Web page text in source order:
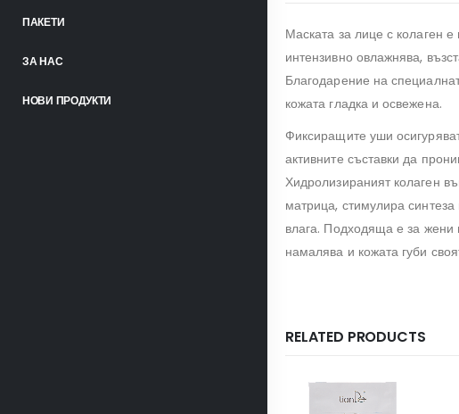
ПАКЕТИ
ЗА НАС
НОВИ ПРОДУКТИ
Маската за лице с колаген
интензивно овлажнява,
Благодарение на
кожата гладка и освежена.
Фиксиращите уши
активните съставки да
Хидролизираният колаген
матрица, стимулира
влага. Подходяща е за жени
намалява и кожата губи
RELATED PRODUCTS